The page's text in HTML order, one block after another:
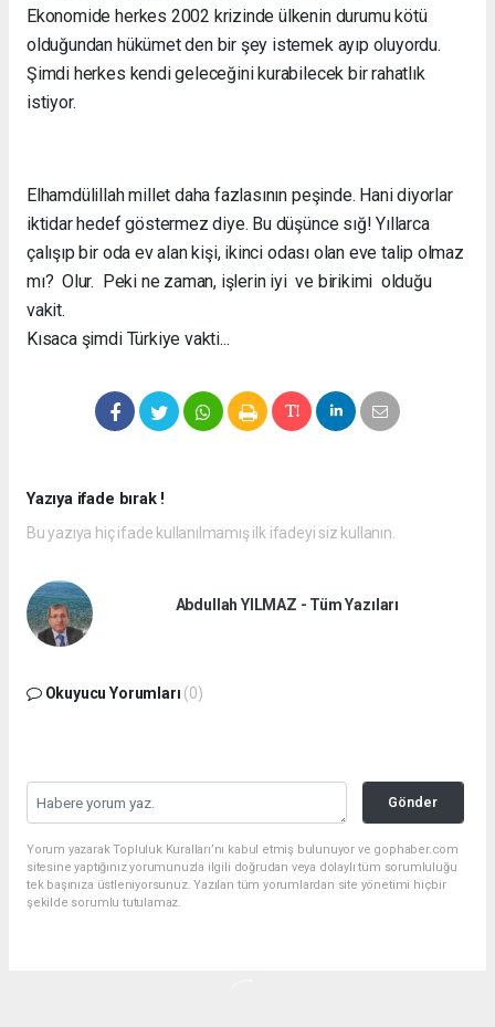
Ekonomide herkes 2002 krizinde ülkenin durumu kötü
olduğundan hükümet den bir şey istemek ayıp oluyordu.
Şimdi herkes kendi geleceğini kurabilecek bir rahatlık
istiyor.
Elhamdülillah millet daha fazlasının peşinde. Hani diyorlar
iktidar hedef göstermez diye. Bu düşünce sığ! Yıllarca
çalışıp bir oda ev alan kişi, ikinci odası olan eve talip olmaz
mı? Olur. Peki ne zaman, işlerin iyi ve birikimi olduğu
vakit.
Kısaca şimdi Türkiye vakti...
Yazıya ifade bırak !
Bu yazıya hiç ifade kullanılmamış ilk ifadeyi siz kullanın.
Abdullah YILMAZ - Tüm Yazıları
Okuyucu Yorumları (0)
Gönder
Yorum yazarak Topluluk Kuralları’nı kabul etmiş bulunuyor ve gophaber.com
sitesine yaptığınız yorumunuzla ilgili doğrudan veya dolaylı tüm sorumluluğu
tek başınıza üstleniyorsunuz. Yazılan tüm yorumlardan site yönetimi hiçbir
şekilde sorumlu tutulamaz.